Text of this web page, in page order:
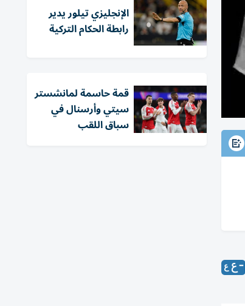
الإنجليزي تيلور يدير
رابطة الحكام التركية
قمة حاسمة لمانشستر
سيتي وأرسنال في
سباق اللقب